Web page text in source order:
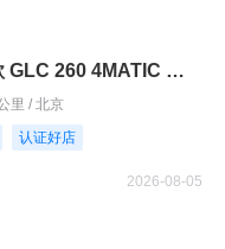
奔驰GLC2016款 GLC 260 4MATIC 动感型
里 / 北京
认证好店
2026-08-05